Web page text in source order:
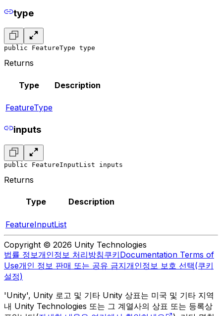
type
public FeatureType type
Returns
Type Description
FeatureType
inputs
public FeatureInputList inputs
Returns
Type Description
FeatureInputList
Copyright © 2026 Unity Technologies
법률 정보개인정보 처리방침쿠키Documentation Terms of
Use개인 정보 판매 또는 공유 금지개인정보 보호 선택(쿠키
설정)
'Unity', Unity 로고 및 기타 Unity 상표는 미국 및 기타 지역
내 Unity Technologies 또는 그 계열사의 상표 또는 등록상